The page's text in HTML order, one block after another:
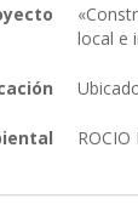
local e
ROCIO